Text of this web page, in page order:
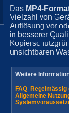
Das MP4-
Vielzahl von
Auflösung vor
in besserer
unsichtbaren
Weitere
FAQ:
Allgemeine